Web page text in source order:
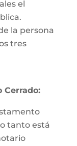
el
la persona
tres
Cerrado:
tanto está